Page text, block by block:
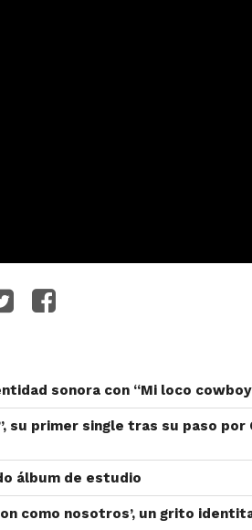
sonora con “Mi loco
su primer single tras su paso por
álbum de estudio
como nosotros’, un grito